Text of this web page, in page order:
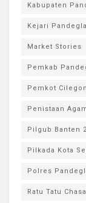
Kabupaten
Kejari
Market Stories
Pemkab
Pemkot Cilegon
Penistaan
Pilgub Banten
Pilkada Kota
Polres
Ratu Tatu